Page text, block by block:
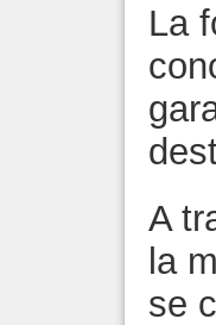
La
A
la
se